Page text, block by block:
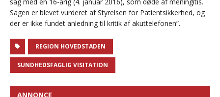
Sagen er blevet vurderet af Styrelsen for Patientsikkerhed, og
der er ikke fundet anledning til kritik af akuttelefonen”.
REGION HOVEDSTADEN
SUNDHEDSFAGLIG VISITATION
ANNONCE